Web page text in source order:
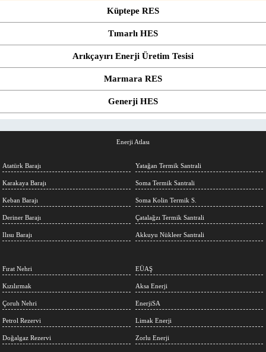
Küptepe RES
Tımarlı HES
Arıkçayırı Enerji Üretim Tesisi
Marmara RES
Generji HES
Enerji Atlası
Atatürk Barajı
Karakaya Barajı
Keban Barajı
Deriner Barajı
Ilısu Barajı
Yatağan Termik Santrali
Soma Termik Santrali
Soma Kolin Termik S.
Çatalağzı Termik Santrali
Akkuyu Nükleer Santrali
Fırat Nehri
Kızılırmak
Çoruh Nehri
Petrol Rezervi
Doğalgaz Rezervi
EÜAŞ
Aksa Enerji
EnerjiSA
Limak Enerji
Zorlu Enerji